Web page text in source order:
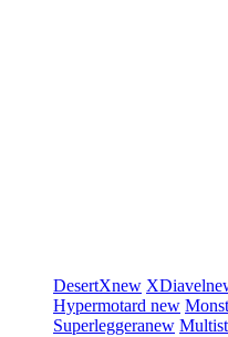
DesertXnew XDiavel
Hypermotard new
Superleggeranew